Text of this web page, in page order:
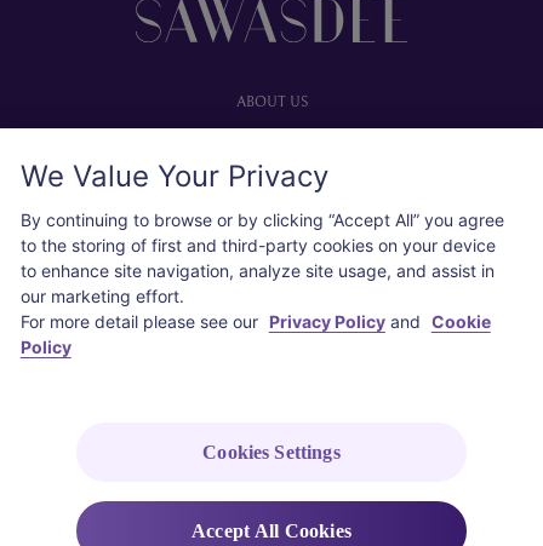
ABOUT US
Advertise with us
Privacy policy
Cookie policy
COPYRIGHT © 2026 Thai Airways International Public Company Limited
We Value Your Privacy
By continuing to browse or by clicking “Accept All” you agree
to the storing of first and third-party cookies on your device
to enhance site navigation, analyze site usage, and assist in
our marketing effort.
For more detail please see our Privacy Policyand Cookie
Policy
Cookies Settings
Accept All Cookies